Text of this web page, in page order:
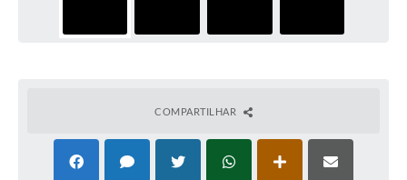
COMPARTILHAR